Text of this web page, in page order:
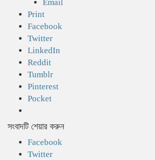
Email
Print
Facebook
Twitter
LinkedIn
Reddit
Tumblr
Pinterest
Pocket
সংবাদটি শেয়ার করুন
Facebook
Twitter